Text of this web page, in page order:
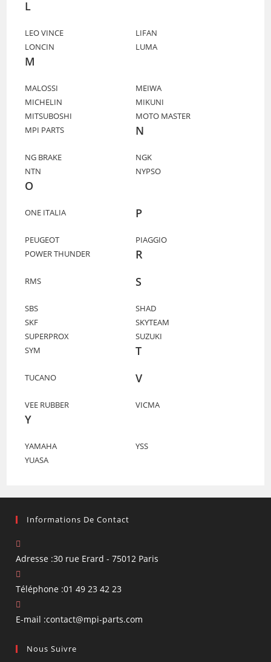
L
LEO VINCE
LIFAN
LONCIN
LUMA
M
MALOSSI
MEIWA
MICHELIN
MIKUNI
MITSUBOSHI
MOTO MASTER
MPI PARTS
N
NG BRAKE
NGK
NTN
NYPSO
O
ONE ITALIA P
PEUGEOT
PIAGGIO
POWER THUNDER
R
RMS S
SBS
SHAD
SKF
SKYTEAM
SUPERPROX
SUZUKI
SYM
T
TUCANO V
VEE RUBBER VICMA
Y
YAMAHA
YSS
YUASA
Informations De Contact
Adresse :30 rue Erard - 75012 Paris
Téléphone :01 49 23 42 23
E-mail :contact@mpi-parts.com
Nous Suivre